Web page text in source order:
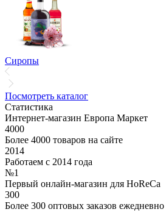
Сиропы
Посмотреть каталог
Статистика
Интернет-магазин Европа Маркет
4000
Более 4000 товаров на сайте
2014
Работаем с 2014 года
№1
Первый онлайн-магазин для HoReCa
300
Более 300 оптовых заказов ежедневно